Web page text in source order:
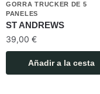
GORRA TRUCKER DE 5
PANELES
ST ANDREWS
39,00 €
Añadir a la cesta